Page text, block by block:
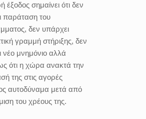
έξοδος σημαίνει ότι δεν
παράταση του
δεν υπάρχει
γραμμή στήριξης, δεν
νέο μνημόνιο αλλά
ότι η χώρα ανακτά την
της στις αγορές
αυτοδύναμα μετά από
του χρέους της.